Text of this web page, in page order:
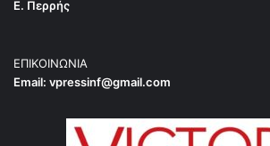
Ε. Περρής
ΕΠΙΚΟΙΝΩΝΙΑ
Email: vpressinf@gmail.com